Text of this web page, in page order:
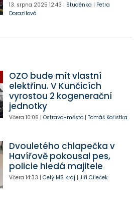
13. srpna 2025 12:43 | Studénka | Petra
Dorazilová
OZO bude mít vlastní
elektřinu. V Kunčicích
vyrostou 2 kogenerační
jednotky
Včera 10:06 | Ostrava-město| Tomáš Kořistka
Dvouletého chlapečka v
Havířově pokousal pes,
policie hledá majitele
Včera 14:33 | Celý MS kraj | Jiří Cileček